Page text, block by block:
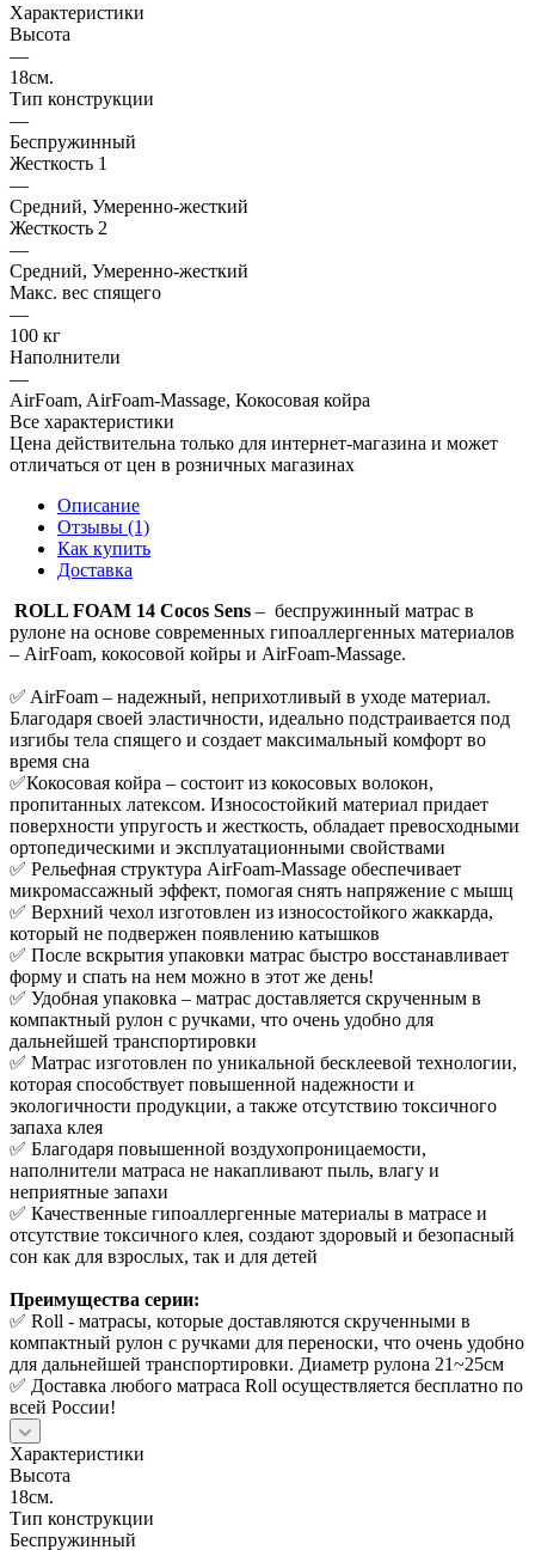
Характеристики
Высота
—
18см.
Тип конструкции
—
Беспружинный
Жесткость 1
—
Средний, Умеренно-жесткий
Жесткость 2
—
Средний, Умеренно-жесткий
Макс. вес спящего
—
100 кг
Наполнители
—
AirFoam, AirFoam-Massage, Кокосовая койра
Все характеристики
Цена действительна только для интернет-магазина и может
отличаться от цен в розничных магазинах
Описание
Отзывы (1)
Как купить
Доставка
ROLL FOAM 14 Cocos Sens – беспружинный матрас в
рулоне на основе современных гипоаллергенных материалов
– AirFoam, кокосовой койры и AirFoam-Massage.
✅ AirFoam – надежный, неприхотливый в уходе материал.
Благодаря своей эластичности, идеально подстраивается под
изгибы тела спящего и создает максимальный комфорт во
время сна
✅Кокосовая койра – состоит из кокосовых волокон,
пропитанных латексом. Износостойкий материал придает
поверхности упругость и жесткость, обладает превосходными
ортопедическими и эксплуатационными свойствами
✅ Рельефная структура AirFoam-Massage обеспечивает
микромассажный эффект, помогая снять напряжение с мышц
✅ Верхний чехол изготовлен из износостойкого жаккарда,
который не подвержен появлению катышков
✅ После вскрытия упаковки матрас быстро восстанавливает
форму и спать на нем можно в этот же день!
✅ Удобная упаковка – матрас доставляется скрученным в
компактный рулон с ручками, что очень удобно для
дальнейшей транспортировки
✅ Матрас изготовлен по уникальной бесклеевой технологии,
которая способствует повышенной надежности и
экологичности продукции, а также отсутствию токсичного
запаха клея
✅ Благодаря повышенной воздухопроницаемости,
наполнители матраса не накапливают пыль, влагу и
неприятные запахи
✅ Качественные гипоаллергенные материалы в матрасе и
отсутствие токсичного клея, создают здоровый и безопасный
сон как для взрослых, так и для детей
Преимущества серии:
✅ Roll - матрасы, которые доставляются скрученными в
компактный рулон с ручками для переноски, что очень удобно
для дальнейшей транспортировки. Диаметр рулона 21~25см
✅ Доставка любого матраса Roll осуществляется бесплатно по
всей России!
Характеристики
Высота
18см.
Тип конструкции
Беспружинный